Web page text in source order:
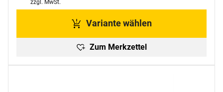
Steuerhinweis:
zzgl. MwSt.
Variante wählen
Zum Merkzettel